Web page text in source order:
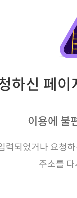
하신 페
이용에 불
력되었거나 요청
주소를